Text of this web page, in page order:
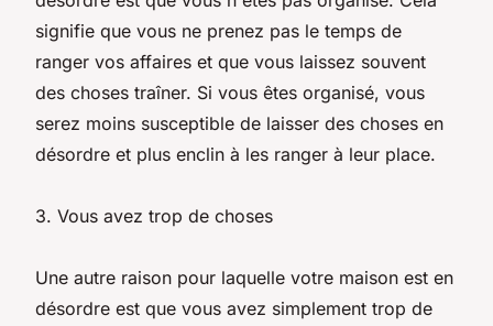
signifie que vous ne prenez pas le temps de
ranger vos affaires et que vous laissez souvent
des choses traîner. Si vous êtes organisé, vous
serez moins susceptible de laisser des choses en
désordre et plus enclin à les ranger à leur place.
3. Vous avez trop de choses
Une autre raison pour laquelle votre maison est en
désordre est que vous avez simplement trop de